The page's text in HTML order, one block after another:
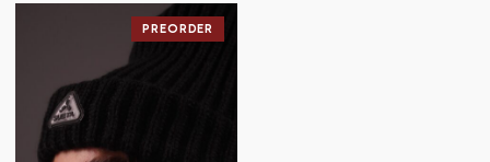
PREORDER